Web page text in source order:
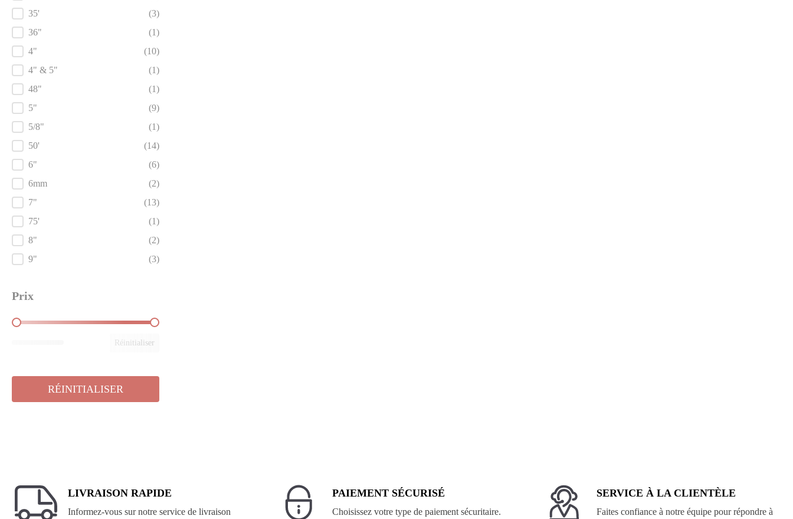
35'
(3)
36"
(1)
4"
(10)
4" & 5"
(1)
48"
(1)
5"
(9)
5/8"
(1)
50'
(14)
6"
(6)
6mm
(2)
7"
(13)
75'
(1)
8"
(2)
9"
(3)
Prix
Prix
Réinitialiser
RÉINITIALISER
LIVRAISON RAPIDE
Informez-vous sur notre service de livraison
PAIEMENT SÉCURISÉ
Choisissez votre type de paiement sécuritaire.
SERVICE À LA CLIENTÈLE
Faites confiance à notre équipe pour répondre à